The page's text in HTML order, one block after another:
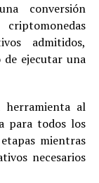
conversión
admitidos,
ejecutar una
al
para todos los
mientras
necesarios